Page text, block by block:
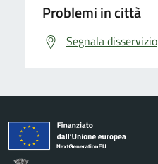
Problemi in città
Segnala disservizio